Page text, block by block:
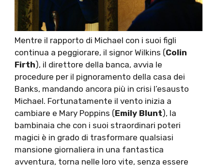
Mentre il rapporto di Michael con i suoi figli
continua a peggiorare, il signor Wilkins (Colin
Firth), il direttore della banca, avvia le
procedure per il pignoramento della casa dei
Banks, mandando ancora più in crisi l’esausto
Michael. Fortunatamente il vento inizia a
cambiare e Mary Poppins (Emily Blunt), la
bambinaia che con i suoi straordinari poteri
magici è in grado di trasformare qualsiasi
mansione giornaliera in una fantastica
avventura, torna nelle loro vite, senza essere